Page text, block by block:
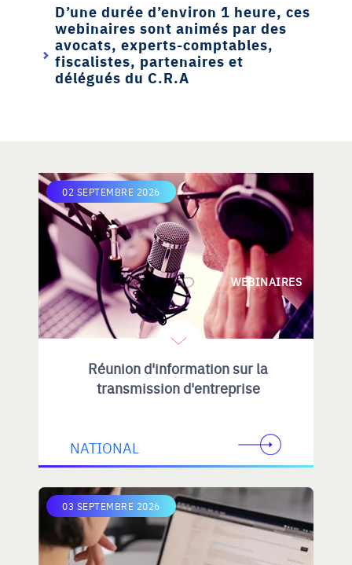
D’une durée d’environ 1 heure, ces
webinaires sont animés par des
avocats, experts-comptables,
fiscalistes, partenaires et
délégués du C.R.A
02 SEPTEMBRE 2026
WEBINAIRES
Réunion d'information sur la
transmission d'entreprise
NATIONAL
03 SEPTEMBRE 2026